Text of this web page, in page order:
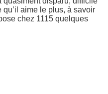
aime le plus, à savoir
chez 1115 quelques